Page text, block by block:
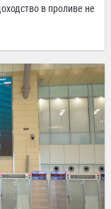
в проливе не